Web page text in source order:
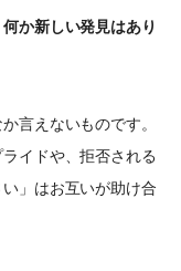
か新しい発見はあり
言えないものです。
イドや、拒否される
」はお互いが助け合